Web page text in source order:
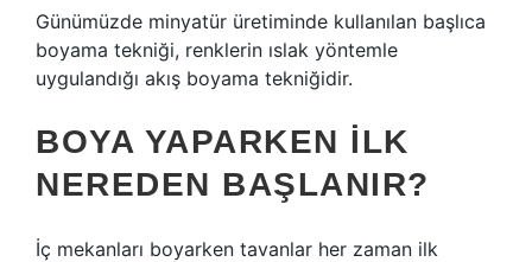
Günümüzde minyatür üretiminde kullanılan başlıca
boyama tekniği, renklerin ıslak yöntemle
uygulandığı akış boyama tekniğidir.
BOYA YAPARKEN ILK
NEREDEN BAŞLANIR?
İç mekanları boyarken tavanlar her zaman ilk